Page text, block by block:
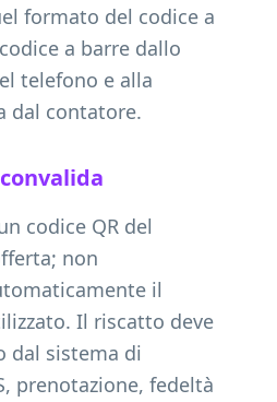
formato del codice a
a barre dallo
telefono e alla
dal contatore.
codice QR del
non
il
Il riscatto deve
dal sistema di
prenotazione, fedeltà